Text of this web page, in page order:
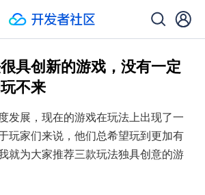
具创新的游戏，没有一定
不来
发展，现在的游戏在玩法上出现了一
玩家们来说，他们总希望玩到更加有
就为大家推荐三款玩法独具创意的游